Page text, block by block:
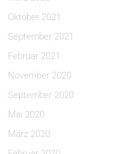
Oktober 2021
September 2021
Februar 2021
November 2020
September 2020
Mai 2020
März 2020